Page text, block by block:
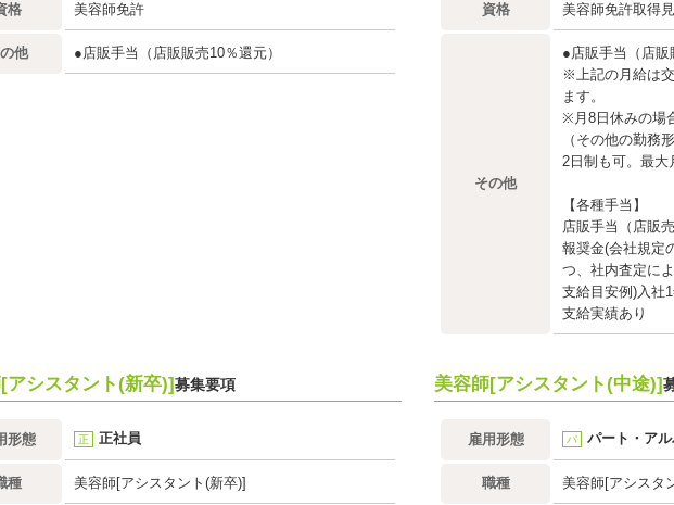
格 美容師免許
他 ●店販手当（店販販売10％還元）
資格 美容師免許取得
その他
●店販手当（店販
※上記の月給は
ます。
※月8日休みの場
（その他の勤務
2日制も可。最大
【各種手当】
店販手当（店販
報奨金(会社規定
つ、社内査定に
支給目安例)入社
支給実績あり
アシスタント(新卒)]募集要項
形態 正 正社員
種 美容師[アシスタント(新卒)]
美容師[アシスタント(中途)]
雇用形態 パ パート・アル
職種 美容師[アシスタ